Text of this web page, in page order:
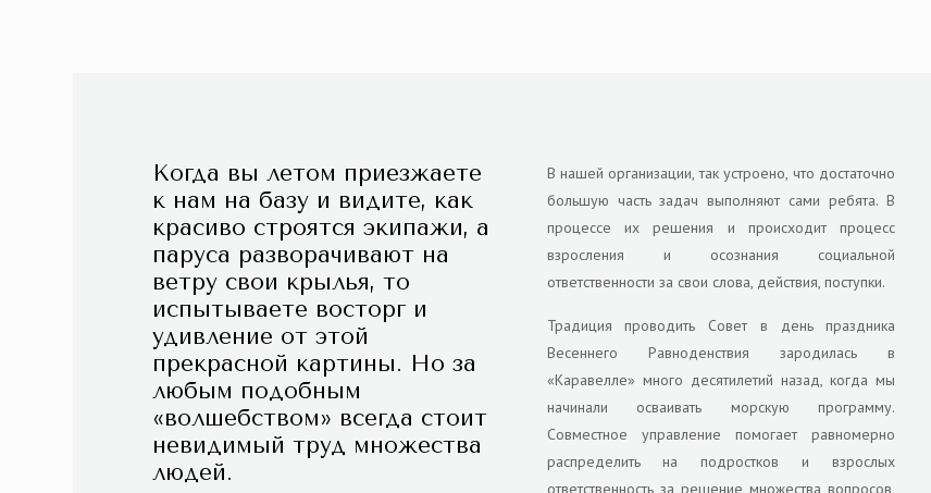
Когда вы летом приезжаете
к нам на базу и видите, как
красиво строятся экипажи, а
паруса разворачивают на
ветру свои крылья, то
испытываете восторг и
удивление от этой
прекрасной картины. Но за
любым подобным
«волшебством» всегда стоит
невидимый труд множества
людей.
В нашей организации, так устроено, что достаточно
большую часть задач выполняют сами ребята. В
процессе их решения и происходит процесс
взросления и осознания социальной
ответственности за свои слова, действия, поступки.
Традиция проводить Совет в день праздника
Весеннего Равноденствия зародилась в
«Каравелле» много десятилетий назад, когда мы
начинали осваивать морскую программу.
Совместное управление помогает равномерно
распределить на подростков и взрослых
ответственность за решение множества вопросов,